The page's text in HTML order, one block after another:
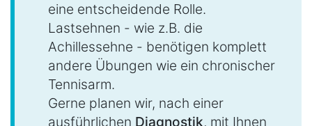
eine entscheidende Rolle.
Lastsehnen - wie z.B. die
Achillessehne - benötigen komplett
andere Übungen wie ein chronischer
Tennisarm.
Gerne planen wir, nach einer
ausführlichen Diagnostik, mit Ihnen